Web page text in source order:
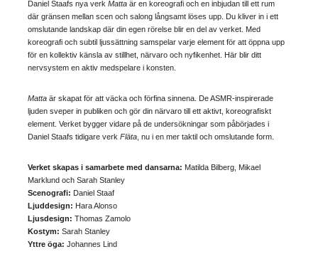
Daniel Staafs nya verk Matta är en koreografi och en inbjudan till ett rum
där gränsen mellan scen och salong långsamt löses upp. Du kliver in i ett
omslutande landskap där din egen rörelse blir en del av verket. Med
koreografi och subtil ljussättning samspelar varje element för att öppna upp
för en kollektiv känsla av stillhet, närvaro och nyfikenhet. Här blir ditt
nervsystem en aktiv medspelare i konsten.
Matta är skapat för att väcka och förfina sinnena. De ASMR-inspirerade
ljuden sveper in publiken och gör din närvaro till ett aktivt, koreografiskt
element. Verket bygger vidare på de undersökningar som påbörjades i
Daniel Staafs tidigare verk Fläta , nu i en mer taktil och omslutande form.
Verket skapas i samarbete med dansarna: Matilda Bilberg, Mikael
Marklund och Sarah Stanley
Scenografi: Daniel Staaf
Ljuddesign: Hara Alonso
Ljusdesign: Thomas Zamolo
Kostym: Sarah Stanley
Yttre öga: Johannes Lind